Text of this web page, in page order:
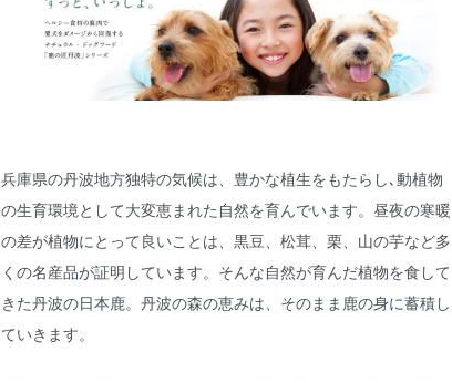
兵庫県の丹波地方独特の気候は、豊かな植生をもたらし､動植物
の生育環境として大変恵まれた自然を育んでいます。昼夜の寒暖
の差が植物にとって良いことは、黒豆、松茸、栗、山の芋など多
くの名産品が証明しています。そんな自然が育んだ植物を食して
きた丹波の日本鹿。丹波の森の恵みは、そのまま鹿の身に蓄積し
ていきます。